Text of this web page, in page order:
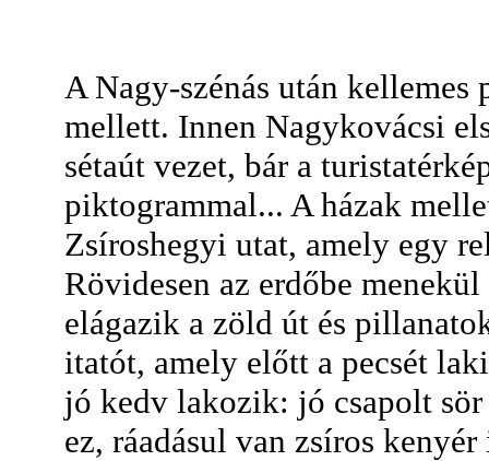
A Nagy-szénás után
mellett. Innen Nagykovácsi
sétaút vezet, bár a
piktogrammal... A házak
Zsíroshegyi utat, amely egy
Rövidesen az erdőbe
elágazik a zöld út és
itatót, amely előtt a pecsét
jó kedv lakozik: jó csapolt
ez, ráadásul van zsíros